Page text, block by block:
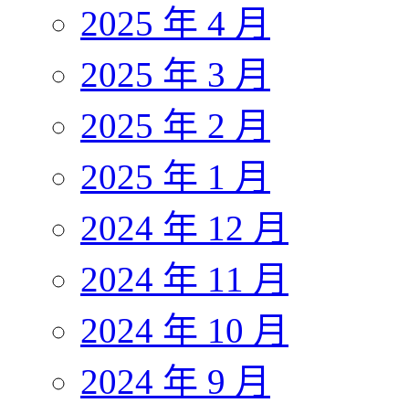
2025 年 4 月
2025 年 3 月
2025 年 2 月
2025 年 1 月
2024 年 12 月
2024 年 11 月
2024 年 10 月
2024 年 9 月